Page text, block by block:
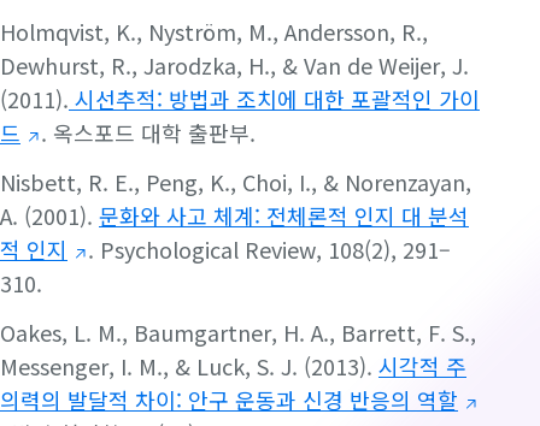
Holmqvist, K., Nyström, M., Andersson, R.,
Dewhurst, R., Jarodzka, H., & Van de Weijer, J.
(2011). 시선추적: 방법과 조치에 대한 포괄적인 가이
드
. 옥스포드 대학 출판부.
Nisbett, R. E., Peng, K., Choi, I., & Norenzayan,
A. (2001). 문화와 사고 체계: 전체론적 인지 대 분석
적 인지
. Psychological Review, 108(2), 291–
310.
Oakes, L. M., Baumgartner, H. A., Barrett, F. S.,
Messenger, I. M., & Luck, S. J. (2013). 시각적 주
의력의 발달적 차이: 안구 운동과 신경 반응의 역할